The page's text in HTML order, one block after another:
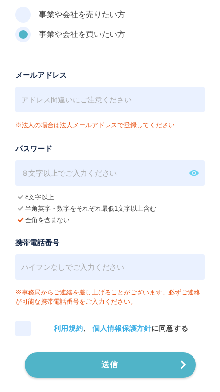
事業や会社を売りたい方
事業や会社を買いたい方
メールアドレス
※法人の場合は法人メールアドレスで登録してください
パスワード
8文字以上
半角英字・数字をそれぞれ最低1文字以上含む
全角を含まない
携帯電話番号
※事務局からご連絡を差し上げることがございます。必ずご連絡
が可能な携帯電話番号をご入力ください。
利用規約、 個人情報保護方針に同意する
送信